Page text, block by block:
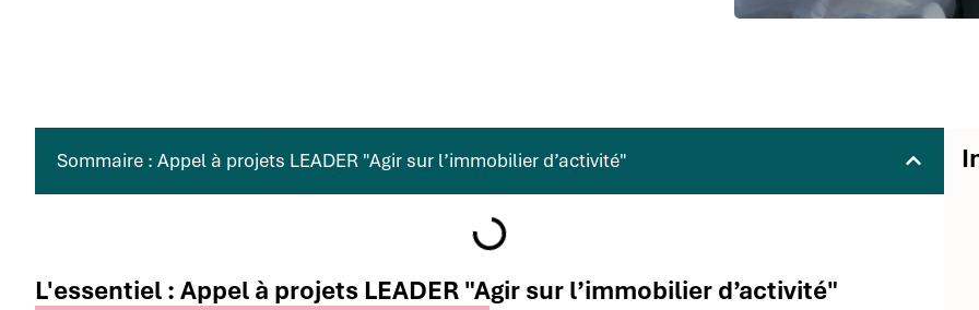
Sommaire : Appel à projets LEADER "Agir sur l’immobilier d’activité"
L'essentiel : Appel à projets LEADER "Agir sur l’immobilier d’activité"